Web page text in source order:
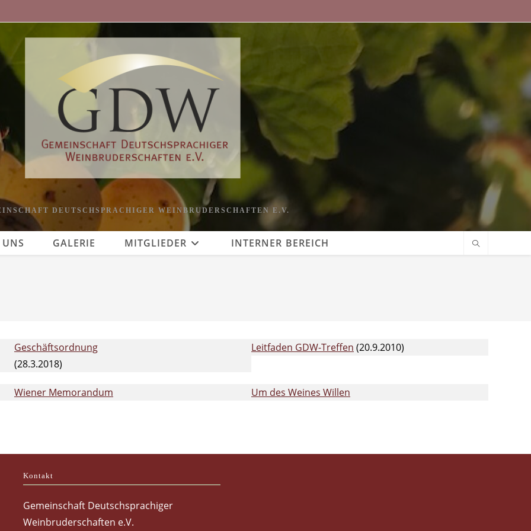
DEUTSCHSPRACHIGER WEINBRUDERSCHAFTEN E.V.
GALERIE MITGLIEDER INTERNER BEREICH
Geschäftsordnung
(28.3.2018)
Leitfaden GDW-Treffen (20.9.2010)
Wiener Memorandum Um des Weines Willen
Kontakt
Gemeinschaft Deutschsprachiger
Weinbruderschaften e.V.